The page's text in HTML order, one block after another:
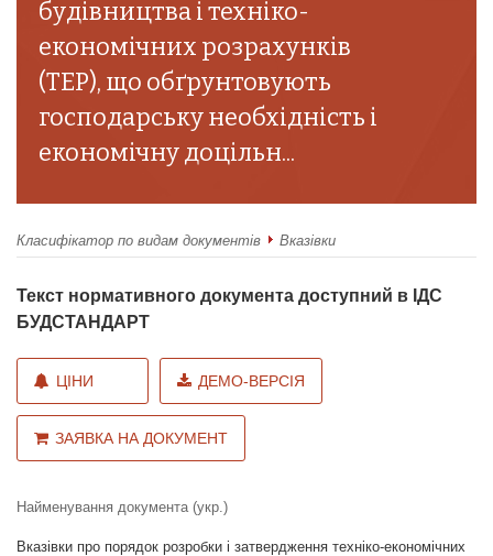
будівництва і техніко-
економічних розрахунків
(ТЕР), що обґрунтовують
господарську необхідність і
економічну доцільн...
Класифікатор по видам документів Вказівки
Текст нормативного документа доступний в ІДС
БУДСТАНДАРТ
ЦІНИ ДЕМО-ВЕРСІЯ
ЗАЯВКА НА ДОКУМЕНТ
Найменування документа (укр.)
Вказівки про порядок розробки і затвердження техніко-економічних